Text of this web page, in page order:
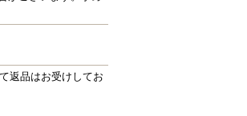
返品はお受けしてお